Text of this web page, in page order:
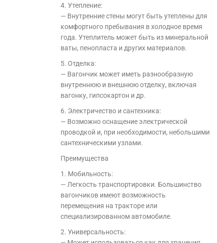
4. Утепление:
— Внутренние стены могут быть утеплены для
комфортного пребывания в холодное время
года. Утеплитель может быть из минеральной
ваты, пенопласта и других материалов.
5. Отделка:
— Вагончик может иметь разнообразную
внутреннюю и внешнюю отделку, включая
вагонку, гипсокартон и др.
6. Электричество и сантехника:
— Возможно оснащение электрической
проводкой и, при необходимости, небольшими
сантехническими узлами.
Преимущества
1. Мобильность:
— Легкость транспортировки. Большинство
вагончиков имеют возможность
перемещения на тракторе или
специализированном автомобиле.
2. Универсальность: